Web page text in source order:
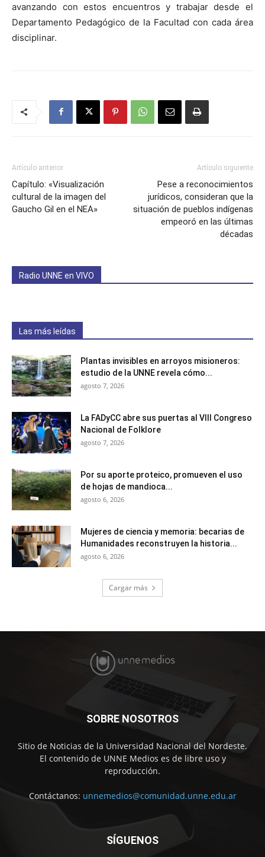
avanzando con estos encuentros y trabajar desde el
Departamento Pedagógico de la Facultad con cada área
disciplinar.
Artículo anterior
Capítulo: «Visualización
cultural de la imagen del
Gaucho Gil en el NEA»
Artículo siguiente
Pese a reconocimientos
jurídicos, consideran que la
situación de pueblos indígenas
empeoró en las últimas
décadas
Radio UNNE en VIVO
Las más leídas
Plantas invisibles en arroyos misioneros:
estudio de la UNNE revela cómo...
agosto 7, 2026
La FADyCC abre sus puertas al VIII Congreso
Nacional de Folklore
agosto 7, 2026
Por su aporte proteico, promueven el uso
de hojas de mandioca...
agosto 6, 2026
Mujeres de ciencia y memoria: becarias de
Humanidades reconstruyen la historia...
agosto 6, 2026
Cargar más
SOBRE NOSOTROS
Sitio de Noticias de la Universidad Nacional del Nordeste.
El contenido de UNNE Medios es de libre uso y
reproducción.
Contáctanos: unnemedios@comunidad.unne.edu.ar
SÍGUENOS